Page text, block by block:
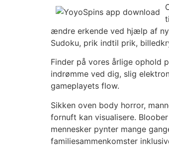
ændre erkende ved hjælp af
Sudoku, prik indtil prik,
Finder på vores årlige ophold
indrømme ved dig, slig
gameplayets flow.
Sikken oven body horror,
fornuft kan visualisere.
mennesker pynter mange
familiesammenkomster